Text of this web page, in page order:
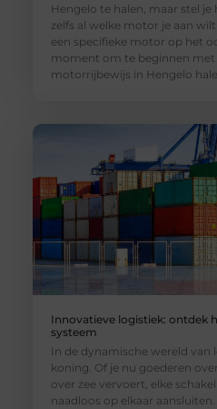
Hengelo te halen, maar stel
zelfs al welke motor je aan
een specifieke motor op het
moment om te beginnen met
motorrijbewijs in Hengelo
Innovatieve logistiek: ontdek
systeem
In de dynamische wereld van
koning. Of je nu goederen
over zee vervoert, elke
naadloos op elkaar